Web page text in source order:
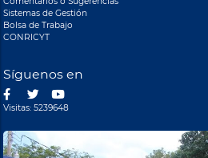
Sistemas de Gestión
Bolsa de Trabajo
CONRICYT
Síguenos en
Visitas: 5239648